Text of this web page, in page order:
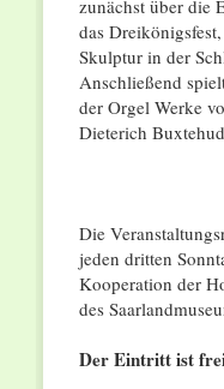
zunächst über die
das
Skulptur in der
Anschließend
der Orgel Werke
Dieterich
Die
jeden dritten
Kooperation der
des
Der Eintritt ist